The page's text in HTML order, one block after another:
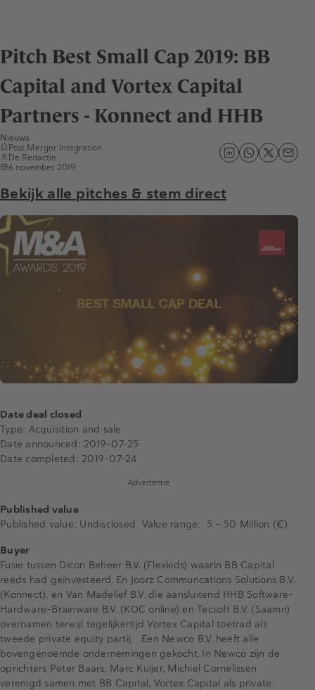
Pitch Best Small Cap 2019: BB
Capital and Vortex Capital
Partners - Konnect and HHB
Nieuws
Post Merger Integration
De Redactie
6 november 2019
Bekijk alle pitches & stem direct
Date deal closed
Type: Acquisition and sale
Date announced: 2019-07-25
Date completed: 2019-07-24
Advertentie
Published value
Published value: Undisclosed Value range: 5 - 50 Million (€)
Buyer
Fusie tussen Dicon Beheer B.V. (Flexkids) waarin BB Capital
reeds had geïnvesteerd. En Joorz Communcations Solutions B.V.
(Konnect), en Van Madelief B.V. die aansluitend HHB Software-
Hardware-Brainware B.V. (KOC online) en Tecsoft B.V. (Saamn)
overnamen terwijl tegelijkertijd Vortex Capital toetrad als
tweede private equity partij. Een Newco B.V. heeft alle
bovengenoemde ondernemingen gekocht. In Newco zijn de
oprichters Peter Baars, Marc Kuijer, Michiel Cornelissen
verenigd samen met BB Capital, Vortex Capital als private